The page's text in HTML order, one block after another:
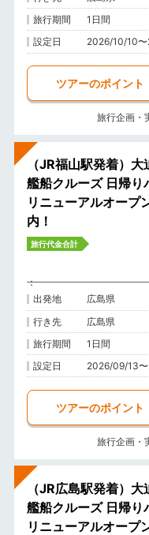
旅行期間
1日間
設定日
2026/10/10
ツアーのポイント
旅行企画・
（JR福山駅発着）
艦船クルーズ 日帰
リニューアルオープ
内！
旅行代金合計
出発地
広島県
行き先
広島県
旅行期間
1日間
設定日
2026/09/13
ツアーのポイント
旅行企画・
（JR広島駅発着）
艦船クルーズ 日帰
リニューアルオープ